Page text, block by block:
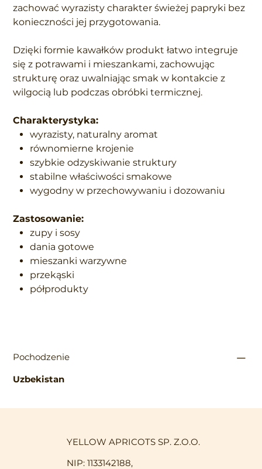
zachować wyrazisty charakter świeżej papryki bez
konieczności jej przygotowania.
Dzięki formie kawałków produkt łatwo integruje
się z potrawami i mieszankami, zachowując
strukturę oraz uwalniając smak w kontakcie z
wilgocią lub podczas obróbki termicznej.
Charakterystyka:
wyrazisty, naturalny aromat
równomierne krojenie
szybkie odzyskiwanie struktury
stabilne właściwości smakowe
wygodny w przechowywaniu i dozowaniu
Zastosowanie:
zupy i sosy
dania gotowe
mieszanki warzywne
przekąski
półprodukty
Pochodzenie
Uzbekistan
YELLOW APRICOTS SP. Z.O.O.
NIP: 1133142188,